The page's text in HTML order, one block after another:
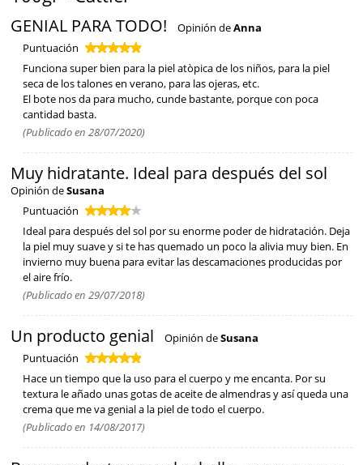
GENIAL PARA TODO! Opinión deAnna
Puntuación
Funciona super bien para la piel atòpica de los niños, para la piel
seca de los talones en verano, para las ojeras, etc.
El bote nos da para mucho, cunde bastante, porque con poca
cantidad basta.
(Publicado en 28/07/2020)
Muy hidratante. Ideal para después del sol
Opinión deSusana
Puntuación
Ideal para después del sol por su enorme poder de hidratación. Deja
la piel muy suave y si te has quemado un poco la alivia muy bien. En
invierno muy buena para evitar las descamaciones producidas por
el aire frío.
(Publicado en 29/07/2018)
Un producto genial Opinión deSusana
Puntuación
Hace un tiempo que la uso para el cuerpo y me encanta. Por su
textura le añado unas gotas de aceite de almendras y así queda una
crema que me va genial a la piel de todo el cuerpo.
(Publicado en 14/08/2017)